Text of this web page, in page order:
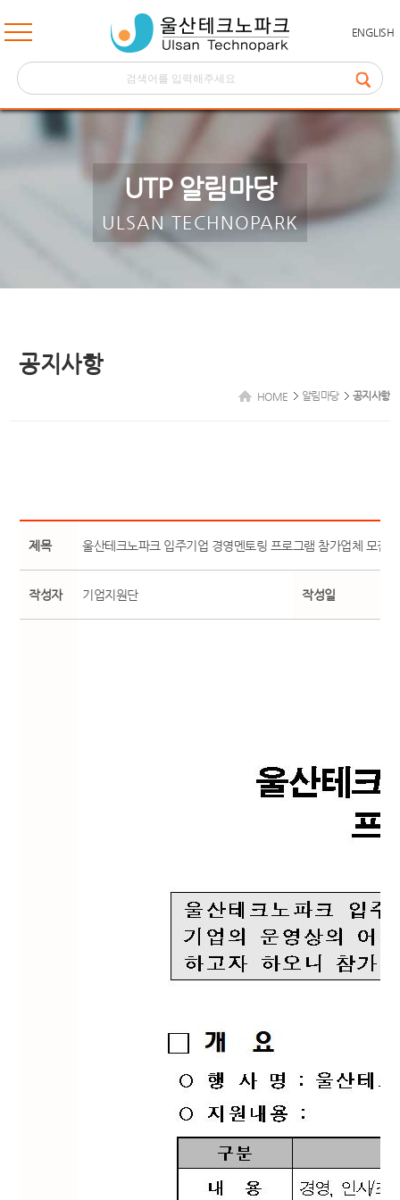
ENGLISH
UTP 알림마당
ULSAN TECHNOPARK
공지사항
HOME 알림마당 공지사항
제목 울산테크노파크 입주기업 경영멘토링 프로그램 참가업체 모집
작성자 기업지원단 작성일